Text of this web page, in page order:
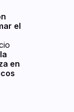
el
en